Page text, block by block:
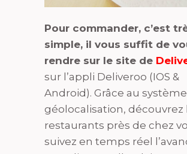
Pour commander, c’est
simple, il vous suffit de
rendre sur le site de
sur l’appli Deliveroo (IOS &
Android). Grâce au
géolocalisation, découvrez
restaurants près de chez
suivez en temps réel